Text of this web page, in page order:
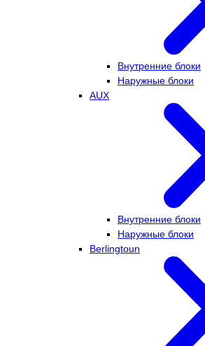
Внутренние блоки
Наружные блоки
AUX
Внутренние блоки
Наружные блоки
Berlingtoun